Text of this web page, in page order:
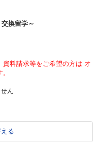
換留学～
料請求等をご希望の方は オ
ん
る